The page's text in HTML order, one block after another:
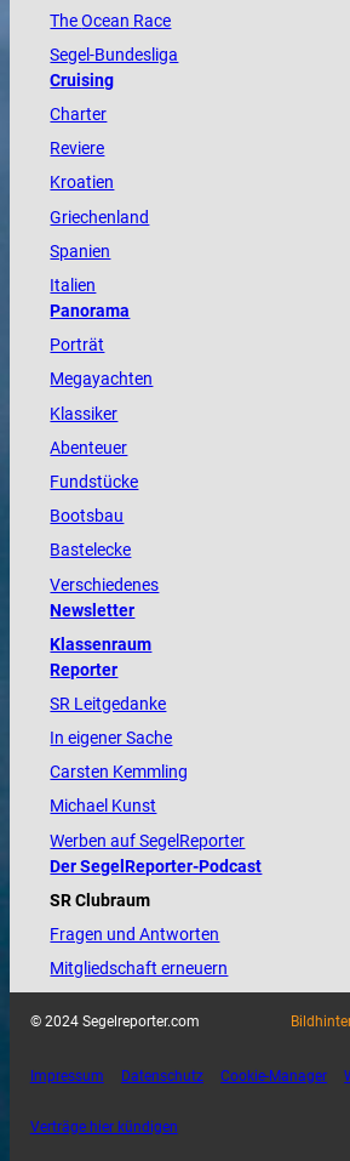
TheOcean Race
Segel-Bundesliga
Cruising
Charter
Reviere
Kroatien
Griechenland
Spanien
Italien
Panorama
Porträt
Megayachten
Klassiker
Abenteuer
Fundstücke
Bootsbau
Bastelecke
Verschiedenes
Newsletter
Klassenraum
Reporter
SR Leitgedanke
In eigener Sache
Carsten Kemmling
Michael Kunst
Werben auf SegelReporter
Der SegelReporter-Podcast
SR Clubraum
Fragen und Antworten
Mitgliedschaft erneuern
© 2024 Segelreporter.com
Impressum Datenschutz Cookie-Manager
Verträge hier kündigen